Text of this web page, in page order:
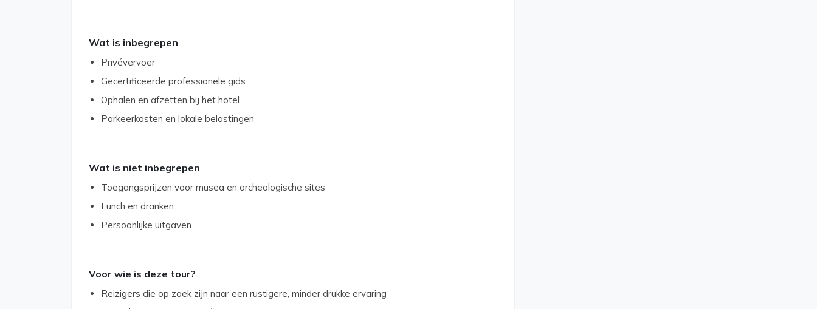
Wat is inbegrepen
Privévervoer
Gecertificeerde professionele gids
Ophalen en afzetten bij het hotel
Parkeerkosten en lokale belastingen
Wat is niet inbegrepen
Toegangsprijzen voor musea en archeologische sites
Lunch en dranken
Persoonlijke uitgaven
Voor wie is deze tour?
Reizigers die op zoek zijn naar een rustigere, minder drukke ervaring